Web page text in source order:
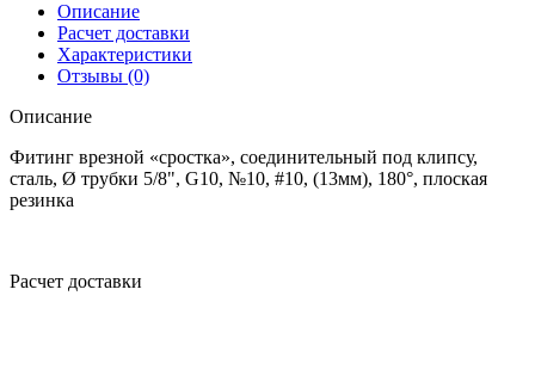
Описание
Расчет доставки
Характеристики
Отзывы (0)
Описание
Фитинг врезной «сростка», соединительный под клипсу,
сталь, Ø трубки 5/8", G10, №10, #10, (13мм), 180°, плоская
резинка
Расчет доставки